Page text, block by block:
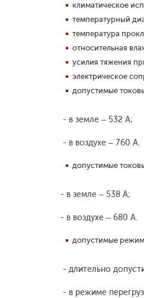
климатическое
температурный
температура
относительная
усилия тяжения
электрическое
допустимые
- в земле – 532 А;
- в воздухе – 760 А.
допустимые
- в земле – 538 А;
- в воздухе – 680 А.
допустимые
- длительно
- в режиме